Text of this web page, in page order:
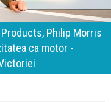
Pîrlog: Cel mai
inovăm constant, dar
siguranță și